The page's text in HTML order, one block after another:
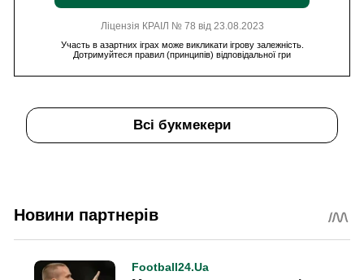
Ліцензія КРАІЛ № 78 від 23.08.2023
Участь в азартних іграх може викликати ігрову залежність.
Дотримуйтеся правил (принципів) відповідальної гри
Всі букмекери